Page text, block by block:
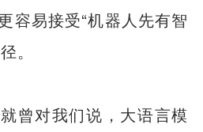
容易接受“机器人先有智
。
曾对我们说，大语言模